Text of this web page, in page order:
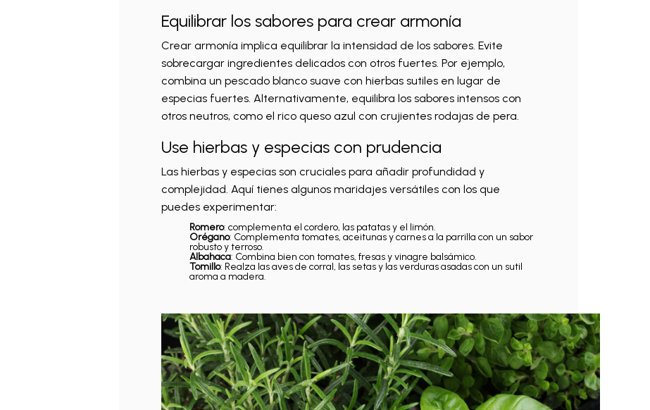
Equilibrar los sabores para crear armonía
Crear armonía implica equilibrar la intensidad de los sabores. Evite
sobrecargar ingredientes delicados con otros fuertes. Por ejemplo,
combina un pescado blanco suave con hierbas sutiles en lugar de
especias fuertes. Alternativamente, equilibra los sabores intensos con
otros neutros, como el rico queso azul con crujientes rodajas de pera.
Use hierbas y especias con prudencia
Las hierbas y especias son cruciales para añadir profundidad y
complejidad. Aquí tienes algunos maridajes versátiles con los que
puedes experimentar:
Romero: complementa el cordero, las patatas y el limón.
Orégano: Complementa tomates, aceitunas y carnes a la parrilla con un sabor
robusto y terroso.
Albahaca: Combina bien con tomates, fresas y vinagre balsámico.
Tomillo: Realza las aves de corral, las setas y las verduras asadas con un sutil
aroma a madera.